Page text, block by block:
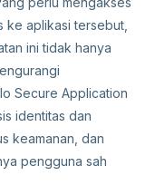
aplikasi tersebut,
ini tidak hanya
Secure Application
identitas dan
keamanan, dan
pengguna sah